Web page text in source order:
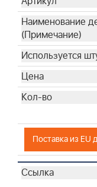
Поставка из EU